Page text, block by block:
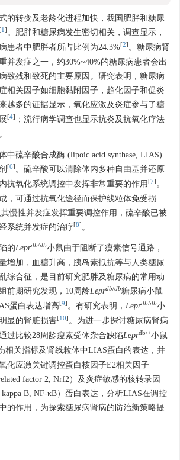
的转变及老龄化进程加快，我国肥胖和糖尿
[1] 。肥胖和糖尿病发生密切相关，调查显示，
患者中肥胖者所占比例为24.3%[2] 。糖尿病肾
并发症之一，约30%~40%的糖尿病患者会出
致残和致死的主要原因。研究表明，糖尿病
相关因子如细胞黏附因子，趋化因子和促炎
越多的证据显示，氧化应激及炎症参与了糖
[4]
；流行病学调查也显示抗炎及抗氧化疗法
。
中硫辛酸合成酶 (lipoic acid synthase, LIAS)
[6] 。硫辛酸可以清除体内多种自由基并还原
抗氧化系统调控中发挥非常重要的作用 [7] 。
，可通过抗氧化途径而保护线粒体免受损
慢性并发症发挥重要调控作用，硫辛酸已被
系统并发症的治疗[8] 。
的Leprdb/db小鼠由于阻断了瘦素信号通路，
增加，血糖升高，胰岛素抵抗等与人类糖尿
综合征，是目前研究肥胖及糖尿病的常用动
前期研究发现，10周龄Leprdb/db糖尿病小鼠
蛋白表达增高[9] 。有研究表明， Leprdb/db小
显的肾脏损害[10] 。为进一步探讨糖尿病肾病
过比较28周龄瘦素受体杂合缺陷Leprdb/+小鼠
相关指标及肾线粒体中LIAS蛋白的表达，并
化应激关键调控蛋白核因子E2相关因子
factor 2, Nrf2）及炎症敏感的核转录因
kappa B, NF-κB）蛋白表达，分析LIAS在调控
的作用，为探索糖尿病肾病的防治新策略提